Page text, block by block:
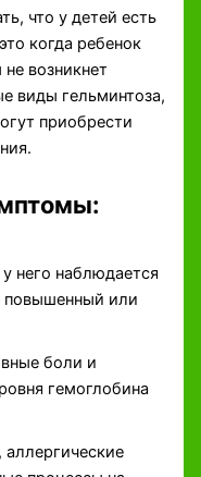
что у детей есть
когда ребенок
возникнет
виды гельминтоза,
приобрести
него наблюдается
повышенный или
боли и
гемоглобина